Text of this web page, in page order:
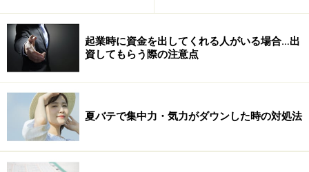
1/3 次のページへ
起業時に資金を出してくれる人がいる場合…出
資してもらう際の注意点
夏バテで集中力・気力がダウンした時の対処法